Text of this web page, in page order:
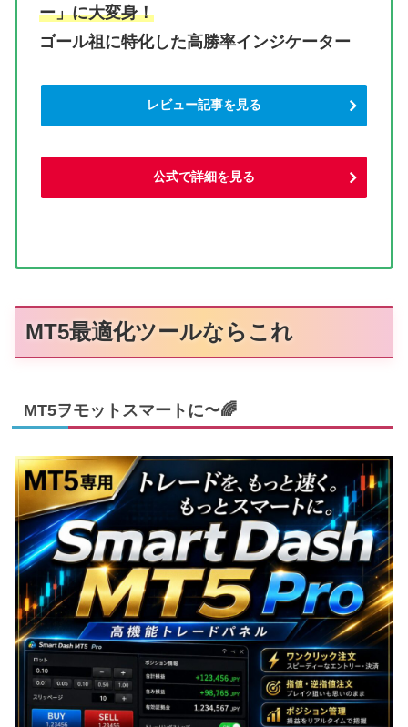
ー」に大変身！
ゴール祖に特化した高勝率インジケーター
レビュー記事を見る
公式で詳細を見る
MT5最適化ツールならこれ
MT5ヲモットスマートに〜🌈